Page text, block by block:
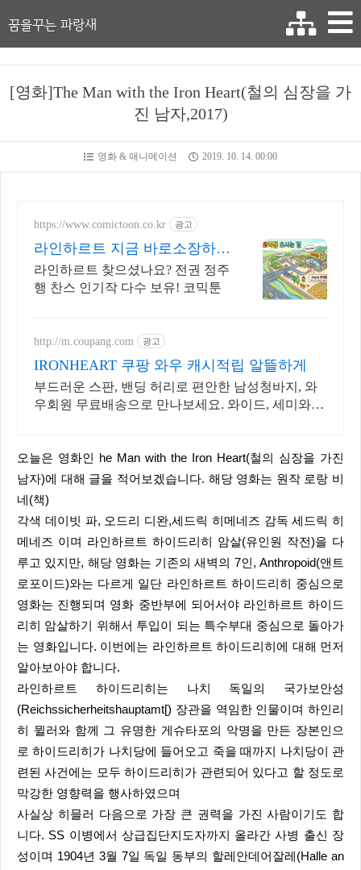
꿈을꾸는 파랑새
[영화]The Man with the Iron Heart(철의 심장을 가
진 남자,2017)
영화 & 애니메이션 2019. 10. 14. 00:00
https://www.comictoon.co.kr 광고
라인하르트 지금 바로소장하기
놓치면 품절 판타지 전권세트
라인하르트 찾으셨나요? 전권 정주
행 찬스 인기작 다수 보유! 코믹툰
http://m.coupang.com 광고
IRONHEART 쿠팡 와우 캐시적립 알뜰하게
부드러운 스판, 밴딩 허리로 편안한 남성청바지, 와
우회원 무료배송으로 만나보세요. 와이드, 세미와이
오늘은 영화인 he Man with the Iron Heart(철의 심장을 가진
남자)에 대해 글을 적어보겠습니다. 해당 영화는 원작 로랑 비
네(책)
각색 데이빗 파, 오드리 디완,세드릭 히메네즈 감독 세드릭 히
메네즈 이며 라인하르트 하이드리히 암살(유인원 작전)을 다
루고 있지만, 해당 영화는 기존의 새벽의 7인, Anthropoid(앤트
로포이드)와는 다르게 일단 라인하르트 하이드리히 중심으로
영화는 진행되며 영화 중반부에 되어서야 라인하르트 하이드
리히 암살하기 위해서 투입이 되는 특수부대 중심으로 돌아가
는 영화입니다. 이번에는 라인하르트 하이드리히에 대해 먼저
알아보아야 합니다.
라인하르트 하이드리히는 나치 독일의 국가보안성
(Reichssicherheitshauptamt[) 장관을 역임한 인물이며 하인리
히 뮐러와 함께 그 유명한 게슈타포의 악명을 만든 장본인으
로 하이드리히가 나치당에 들어오고 죽을 때까지 나치당이 관
련된 사건에는 모두 하이드리히가 관련되어 있다고 할 정도로
막강한 영향력을 행사하였으며
사실상 히믈러 다음으로 가장 큰 권력을 가진 사람이기도 합
니다. SS 이병에서 상급집단지도자까지 올라간 사병 출신 장
성이며 1904년 3월 7일 독일 동부의 할레안데어잘레(Halle an